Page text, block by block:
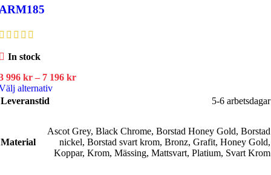
In stock
996 kr – 7 196 krPrisintervall:
196 kr
alternativDen
flera
varianter.
De
Leveranstid 5-6 arbetsdagar
Material
Ascot Grey, Black Chrome, Borstad Honey Gold, Borstad
nickel, Borstad svart krom, Bronz, Grafit, Honey Gold,
Koppar, Krom, Mässing, Mattsvart, Platium, Svart Krom